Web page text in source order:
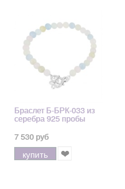
Браслет Б-БРК-033 из
серебра 925 пробы
7 530 руб
купить